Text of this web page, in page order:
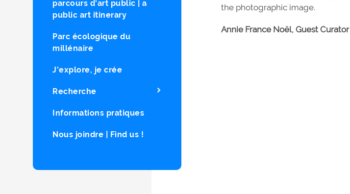
parcours d'art public | a
public art itinerary
Parc écologique du
millénaire
J'explore, je crée
Recherche
Informations pratiques
Nous joindre | Find us !
the photographic image.
Annie France Noël, Guest Curator